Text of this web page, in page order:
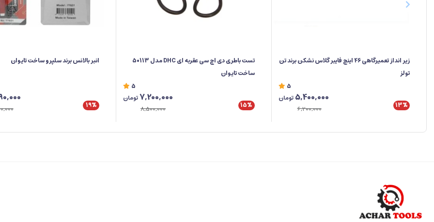
زیر انداز تعمیرگاهی 46 اینچ فایبر گلاس نشکن برند تن
تولز
5
13%
5,400,000 تومان
6,200,000
تست باطری دی اچ سی عقربه ای DHC مدل 50113
ساخت تایوان
5
15%
7,200,000تومان
8,500,000
انبر بالانس برند سلپرو ساخت تایوان
19%